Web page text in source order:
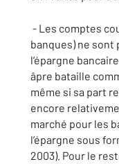
- Les comptes
banques) ne sont
l’épargne
âpre bataille
même si sa part
encore
marché pour les
l’épargne sous
2003). Pour le